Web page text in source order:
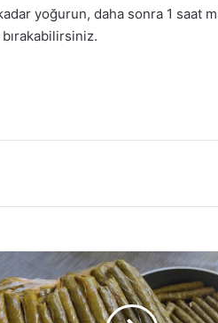
yoğurun, daha sonra 1 saat